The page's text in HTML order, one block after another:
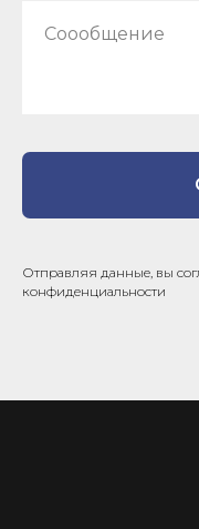
Соообщение
Отправляя данные, вы
конфиденциальности